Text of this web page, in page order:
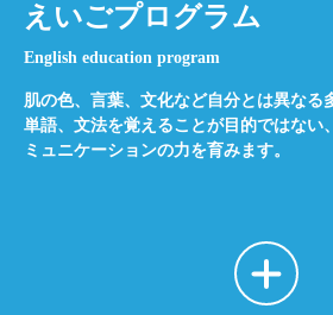
えいごプログラム
English education program
肌の色、言葉、文化など自分とは異なる
単語、文法を覚えることが目的ではない
ミュニケーションの力を育みます。